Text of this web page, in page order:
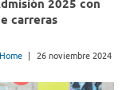
2025 con
carreras
| 26 noviembre 2024